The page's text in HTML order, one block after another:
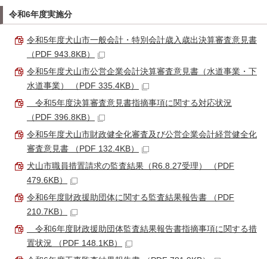
令和6年度実施分
令和5年度犬山市一般会計・特別会計歳入歳出決算審査意見書
（PDF 943.8KB）
令和5年度犬山市公営企業会計決算審査意見書（水道事業・下
水道事業） （PDF 335.4KB）
令和5年度決算審査意見書指摘事項に関する対応状況
（PDF 396.8KB）
令和5年度犬山市財政健全化審査及び公営企業会計経営健全化
審査意見書 （PDF 132.4KB）
犬山市職員措置請求の監査結果（R6.8.27受理） （PDF
479.6KB）
令和6年度財政援助団体に関する監査結果報告書 （PDF
210.7KB）
令和6年度財政援助団体監査結果報告書指摘事項に関する措
置状況 （PDF 148.1KB）